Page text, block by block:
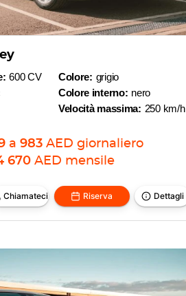
600 CV
Colore: grigio
Colore interno: nero
Velocità massima: 250 km/h
a 983 AED giornaliero
670 AED mensile
Chiamateci Riserva Dettagli